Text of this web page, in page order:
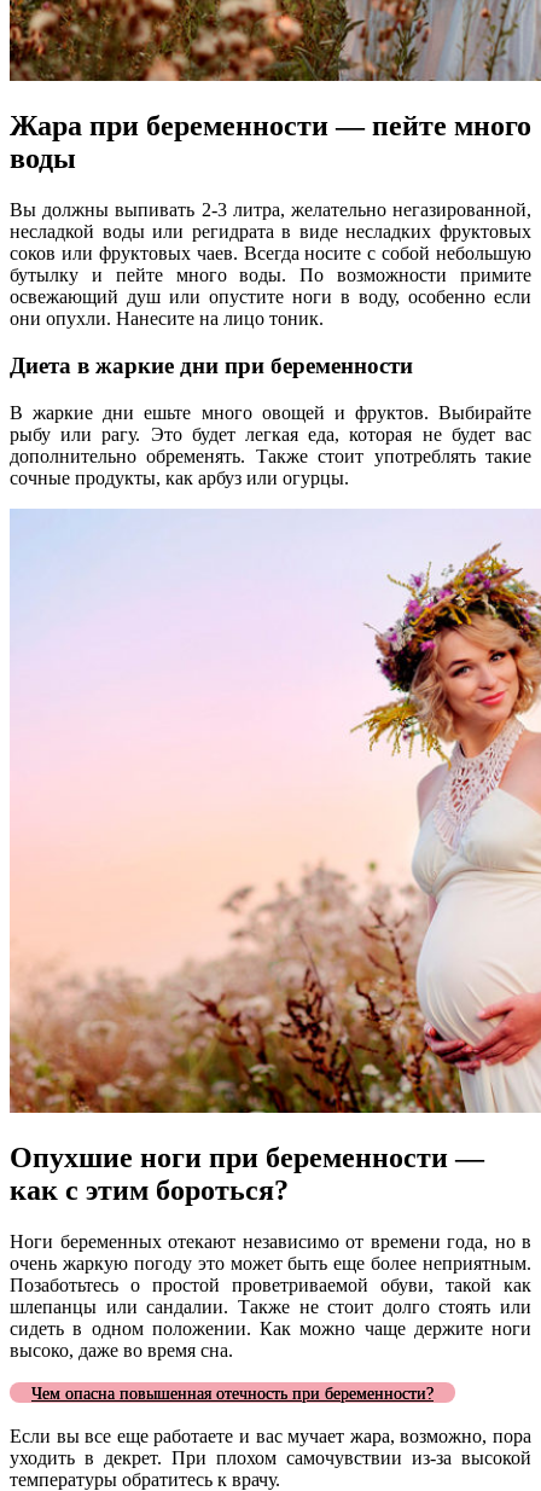
Жара при беременности — пейте много
воды
Вы должны выпивать 2-3 литра, желательно негазированной,
несладкой воды или регидрата в виде несладких фруктовых
соков или фруктовых чаев. Всегда носите с собой небольшую
бутылку и пейте много воды. По возможности примите
освежающий душ или опустите ноги в воду, особенно если
они опухли. Нанесите на лицо тоник.
Диета в жаркие дни при беременности
В жаркие дни ешьте много овощей и фруктов. Выбирайте
рыбу или рагу. Это будет легкая еда, которая не будет вас
дополнительно обременять. Также стоит употреблять такие
сочные продукты, как арбуз или огурцы.
Опухшие ноги при беременности —
как с этим бороться?
Ноги беременных отекают независимо от времени года, но в
очень жаркую погоду это может быть еще более неприятным.
Позаботьтесь о простой проветриваемой обуви, такой как
шлепанцы или сандалии. Также не стоит долго стоять или
сидеть в одном положении. Как можно чаще держите ноги
высоко, даже во время сна.
Чем опасна повышенная отечность при беременности?
Если вы все еще работаете и вас мучает жара, возможно, пора
уходить в декрет. При плохом самочувствии из-за высокой
температуры обратитесь к врачу.